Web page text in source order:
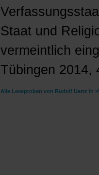
Staat und
vermeintlich
Tübingen 2014,
Alle Leseproben von Rudolf Uertz in